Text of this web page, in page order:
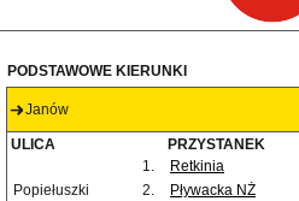
PODSTAWOWE KIERUNKI
Janów
ULICA PRZYSTANEK
1.
Retkinia
Popiełuszki
2. Pływacka NŻ